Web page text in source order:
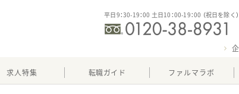
平日9：30-19：00 土日10：00-19：00 （祝日を除く）
求人特集 転職ガイド ファルマラボ